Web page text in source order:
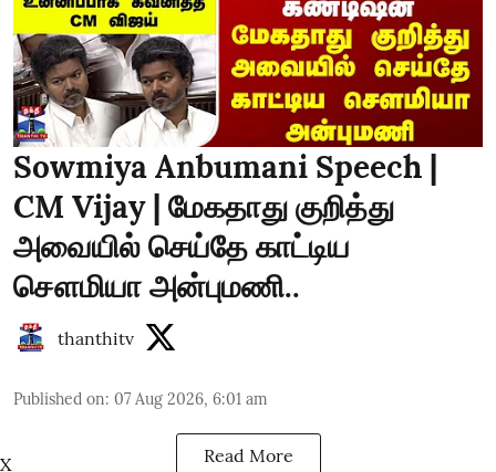
Sowmiya Anbumani Speech |
CM Vijay | மேகதாது குறித்து
அவையில் செய்தே காட்டிய
சௌமியா அன்புமணி..
thanthitv
Published on: 07 Aug 2026, 6:01 am
Read More
X